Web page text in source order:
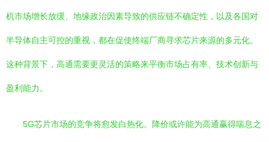
机市场增长放缓、地缘政治因素导致的供应链不确定性，以及各国对
半导体自主可控的重视，都在促使终端厂商寻求芯片来源的多元化。
这种背景下，高通需要更灵活的策略来平衡市场占有率、技术创新与
盈利能力。
5G芯片市场的竞争将愈发白热化。降价或许能为高通赢得喘息之